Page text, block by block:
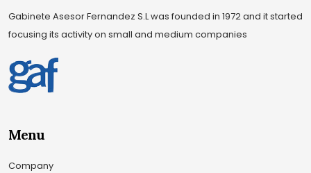
Gabinete Asesor Fernandez S.L was founded in 1972 and it started
focusing its activity on small and medium companies
Menu
Company